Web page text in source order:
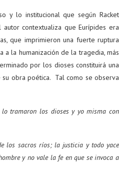
y lo institucional que según Racket
contextualiza que Eurípides era
que imprimieron una fuerte ruptura
a la humanización de la tragedia, más
por los dioses constituirá una
obra poética. Tal como se observa
lo tramaron los dioses y yo misma con
los sacros ríos; la justicia y todo yace
y no vale la fe en que se invoca a